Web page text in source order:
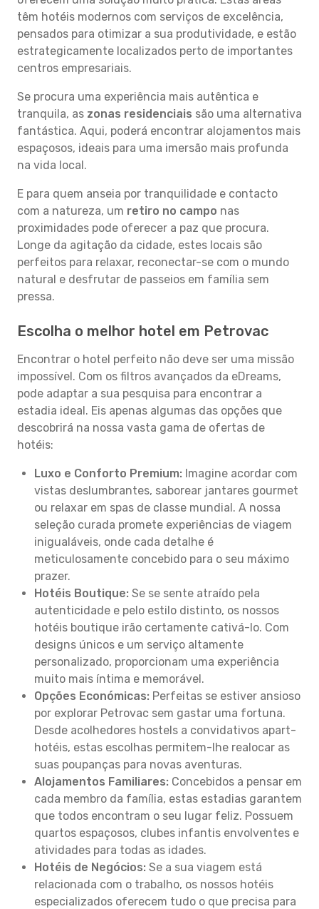
têm hotéis modernos com serviços de excelência,
pensados para otimizar a sua produtividade, e estão
estrategicamente localizados perto de importantes
centros empresariais.
Se procura uma experiência mais autêntica e
tranquila, as zonas residenciais são uma alternativa
fantástica. Aqui, poderá encontrar alojamentos mais
espaçosos, ideais para uma imersão mais profunda
na vida local.
E para quem anseia por tranquilidade e contacto
com a natureza, um retiro no campo nas
proximidades pode oferecer a paz que procura.
Longe da agitação da cidade, estes locais são
perfeitos para relaxar, reconectar-se com o mundo
natural e desfrutar de passeios em família sem
pressa.
Escolha o melhor hotel em Petrovac
Encontrar o hotel perfeito não deve ser uma missão
impossível. Com os filtros avançados da eDreams,
pode adaptar a sua pesquisa para encontrar a
estadia ideal. Eis apenas algumas das opções que
descobrirá na nossa vasta gama de ofertas de
hotéis:
Luxo e Conforto Premium: Imagine acordar com
vistas deslumbrantes, saborear jantares gourmet
ou relaxar em spas de classe mundial. A nossa
seleção curada promete experiências de viagem
inigualáveis, onde cada detalhe é
meticulosamente concebido para o seu máximo
prazer.
Hotéis Boutique: Se se sente atraído pela
autenticidade e pelo estilo distinto, os nossos
hotéis boutique irão certamente cativá-lo. Com
designs únicos e um serviço altamente
personalizado, proporcionam uma experiência
muito mais íntima e memorável.
Opções Económicas: Perfeitas se estiver ansioso
por explorar Petrovac sem gastar uma fortuna.
Desde acolhedores hostels a convidativos apart-
hotéis, estas escolhas permitem-lhe realocar as
suas poupanças para novas aventuras.
Alojamentos Familiares: Concebidos a pensar em
cada membro da família, estas estadias garantem
que todos encontram o seu lugar feliz. Possuem
quartos espaçosos, clubes infantis envolventes e
atividades para todas as idades.
Hotéis de Negócios: Se a sua viagem está
relacionada com o trabalho, os nossos hotéis
especializados oferecem tudo o que precisa para